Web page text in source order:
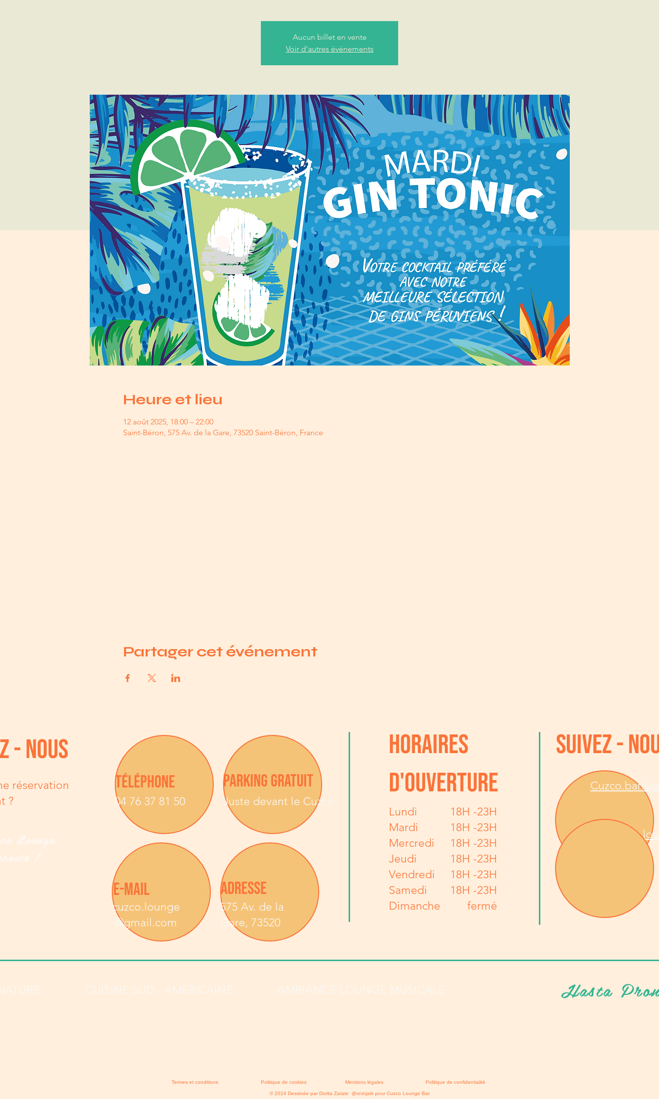
Aucun billet en vente
Voir d'autres événements
Heure et lieu
12 août 2025, 18:00 – 22:00
Saint-Béron, 575 Av. de la Gare, 73520 Saint-Béron, France
Partager cet événement
- nous
réservation
?
Lounge
!
04 76 37 81 50
TÉLÉPHONE
cuzco.lounge
@gmail.com
E-MAIL
SUIVEZ -
HORAIREs
D'OUVERTURE
Lundi
Mardi
Mercredi
Jeudi
Vendredi
Samedi
Dimanche
18H -23H
18H -23H
18H -23H
18H -23H
18H -23H
18H -23H
fermé
Cuzco bar
Juste devant le Cuzco
PARKING GRATUIT
575 Av. de la
Gare, 73520
ADRESSE
CUISINE SUD - AMERICAINE AMBIANCE LOUNGE MUSICALE Hasta
Termes et conditions Politique de cookies Mentions légales Politique de confidentialité
© 2024 Dessinée par Dorita Zarate @xninjatk pour Cuzco Lounge Bar.